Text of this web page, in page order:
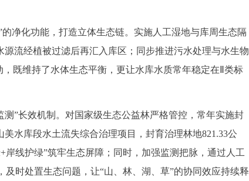
净化功能，打造立体生态链。实施人工湿地与库周生态隔
流经植被过滤后再汇入库区；同步推进污水处理与水生物
既维持了水体生态平衡，更让水库水质常年稳定在Ⅱ类标
测”长效机制。对国家级生态公益林严格管控，常年实施封
水库段水土流失综合治理项目，封育治理林地821.33公
线护绿”筑牢生态屏障；同时，加强监测把脉，通过人工
时处置生态问题，让“山、林、湖、草”的协同效应持续释